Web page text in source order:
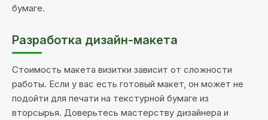
бумаге.
Разработка дизайн-макета
Стоимость макета визитки зависит от сложности
работы. Если у вас есть готовый макет, он может не
подойти для печати на текстурной бумаге из
вторсырья. Доверьтесь мастерству дизайнера и